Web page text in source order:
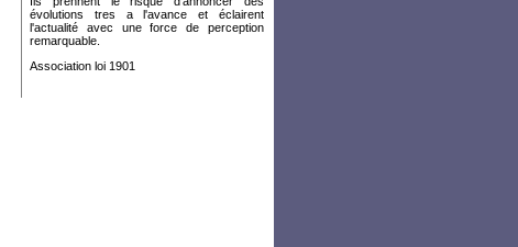
évolutions tres a l'avance et éclairent
l'actualité avec une force de perception
remarquable.
Association loi 1901